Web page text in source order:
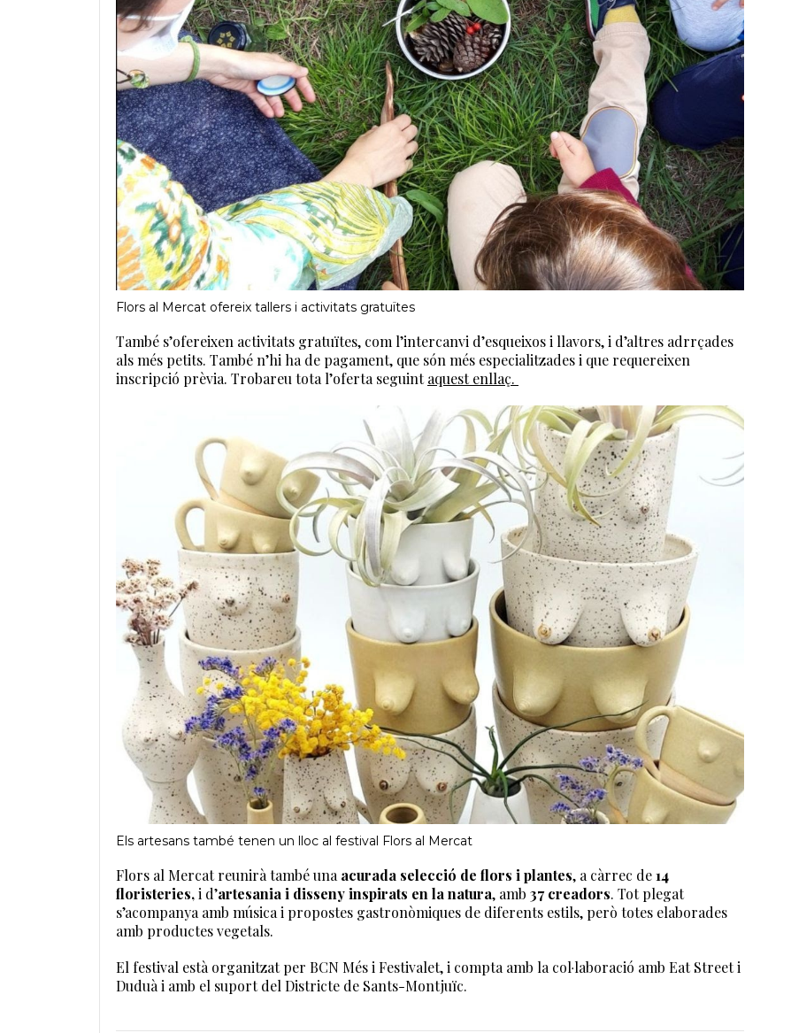
Flors al Mercat ofereix tallers i activitats gratuïtes
També s’ofereixen activitats gratuïtes, com l’intercanvi d’esqueixos i llavors, i d’altres adrrçades
als més petits. També n’hi ha de pagament, que són més especialitzades i que requereixen
inscripció prèvia. Trobareu tota l’oferta seguintaquest enllaç.
Els artesans també tenen un lloc al festival Flors al Mercat
Flors al Mercat reunirà també una acurada selecció de flors i plantes, a càrrec de14
floristeries,i d’artesania i disseny inspirats en la natura, amb 37 creadors. Tot plegat
s’acompanya amb música i propostes gastronòmiques de diferents estils, però totes elaborades
amb productes vegetals.
El festival està organitzat per BCN Més i Festivalet, i compta amb la col·laboració amb Eat Street i
Duduà i amb el suport del Districte de Sants-Montjuïc.